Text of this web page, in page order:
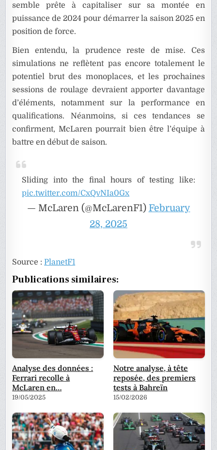
semble prête à capitaliser sur sa montée en
puissance de 2024 pour démarrer la saison 2025 en
position de force.
Bien entendu, la prudence reste de mise. Ces
simulations ne reflètent pas encore totalement le
potentiel brut des monoplaces, et les prochaines
sessions de roulage devraient apporter davantage
d’éléments, notamment sur la performance en
qualifications. Néanmoins, si ces tendances se
confirment, McLaren pourrait bien être l’équipe à
battre en début de saison.
Sliding into the final hours of testing like:
pic.twitter.com/CxQvNIa0Gx
— McLaren (@McLarenF1) February
28, 2025
Source : PlanetF1
Publications similaires:
Analyse des données :
Ferrari recolle à
McLaren en…
19/05/2025
Notre analyse, à tête
reposée, des premiers
tests à Bahreïn
15/02/2026